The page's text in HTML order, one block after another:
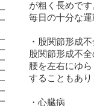
が粗く長めです
毎日の十分な
・股関節形成
股関節形成不
腰を左右にゆ
することもあ
・心臓病